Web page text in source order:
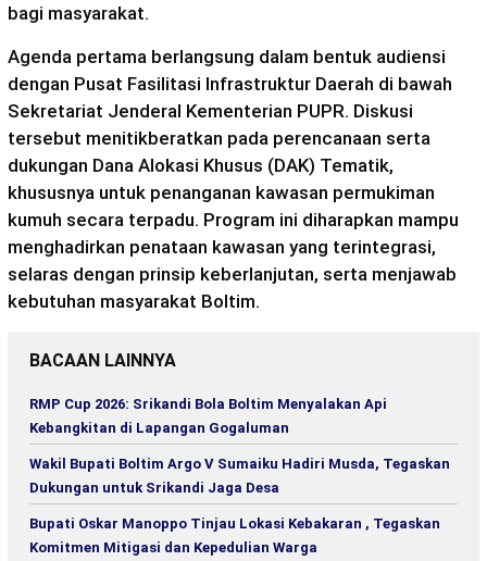
bagi masyarakat.
Agenda pertama berlangsung dalam bentuk audiensi
dengan Pusat Fasilitasi Infrastruktur Daerah di bawah
Sekretariat Jenderal Kementerian PUPR. Diskusi
tersebut menitikberatkan pada perencanaan serta
dukungan Dana Alokasi Khusus (DAK) Tematik,
khususnya untuk penanganan kawasan permukiman
kumuh secara terpadu. Program ini diharapkan mampu
menghadirkan penataan kawasan yang terintegrasi,
selaras dengan prinsip keberlanjutan, serta menjawab
kebutuhan masyarakat Boltim.
BACAAN LAINNYA
RMP Cup 2026: Srikandi Bola Boltim Menyalakan Api
Kebangkitan di Lapangan Gogaluman
Wakil Bupati Boltim Argo V Sumaiku Hadiri Musda, Tegaskan
Dukungan untuk Srikandi Jaga Desa
Bupati Oskar Manoppo Tinjau Lokasi Kebakaran , Tegaskan
Komitmen Mitigasi dan Kepedulian Warga